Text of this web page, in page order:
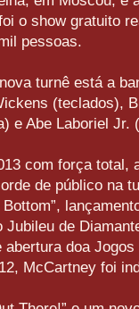
o show gratuito
pessoas.
turnê está a
(teclados),
e Abe Laboriel Jr.
com força total,
de público na
Jubileu de
abertura doa
McCartney foi